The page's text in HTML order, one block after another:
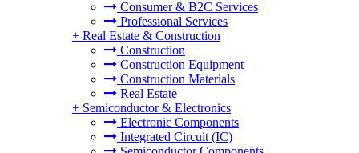
Consumer & B2C Services
Professional Services
+ Real Estate & Construction
Construction
Construction Equipment
Construction Materials
Real Estate
+ Semiconductor & Electronics
Electronic Components
Integrated Circuit (IC)